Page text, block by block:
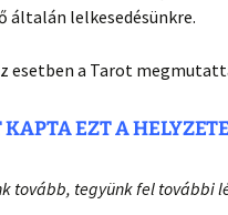
általán lelkesedésünkre.
esetben a Tarot
EZT A
tovább, tegyünk fel további